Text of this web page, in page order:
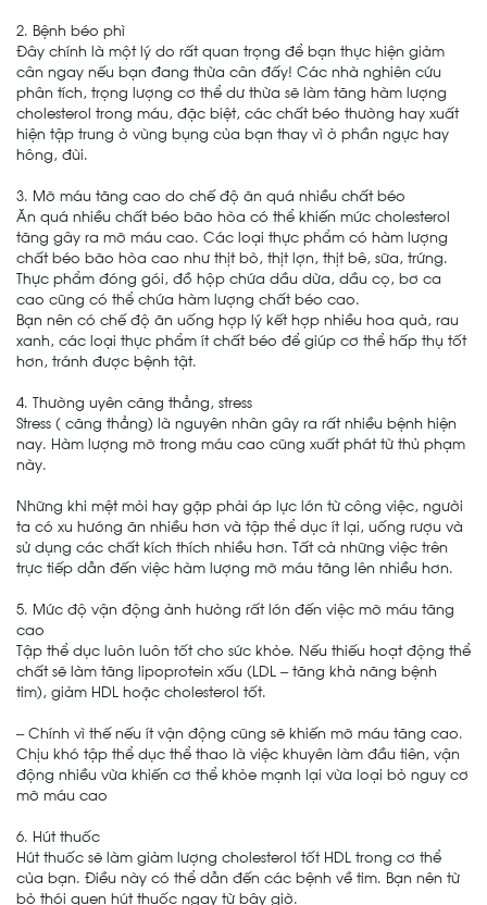
2. Bệnh béo phì
Đây chính là một lý do rất quan trọng để bạn thực hiện giảm
cân ngay nếu bạn đang thừa cân đấy! Các nhà nghiên cứu
phân tích, trọng lượng cơ thể dư thừa sẽ làm tăng hàm lượng
cholesterol trong máu, đặc biệt, các chất béo thường hay xuất
hiện tập trung ở vùng bụng của bạn thay vì ở phần ngực hay
hông, đùi.
3. Mỡ máu tăng cao do chế độ ăn quá nhiều chất béo
Ăn quá nhiều chất béo bão hòa có thể khiến mức cholesterol
tăng gây ra mỡ máu cao. Các loại thực phẩm có hàm lượng
chất béo bão hòa cao như thịt bò, thịt lợn, thịt bê, sữa, trứng.
Thực phẩm đóng gói, đồ hộp chứa dầu dừa, dầu cọ, bơ ca
cao cũng có thể chứa hàm lượng chất béo cao.
Bạn nên có chế độ ăn uống hợp lý kết hợp nhiều hoa quả, rau
xanh, các loại thực phẩm ít chất béo để giúp cơ thể hấp thụ tốt
hơn, tránh được bệnh tật.
4. Thường uyên căng thẳng, stress
Stress ( căng thẳng) là nguyên nhân gây ra rất nhiều bệnh hiện
nay. Hàm lượng mỡ trong máu cao cũng xuất phát từ thủ phạm
này.
Những khi mệt mỏi hay gặp phải áp lực lớn từ công việc, người
ta có xu hướng ăn nhiều hơn và tập thể dục ít lại, uống rượu và
sử dụng các chất kích thích nhiều hơn. Tất cả những việc trên
trực tiếp dẫn đến việc hàm lượng mỡ máu tăng lên nhiều hơn.
5. Mức độ vận động ảnh hưởng rất lớn đến việc mỡ máu tăng
cao
Tập thể dục luôn luôn tốt cho sức khỏe. Nếu thiếu hoạt động thể
chất sẽ làm tăng lipoprotein xấu (LDL – tăng khả năng bệnh
tim), giảm HDL hoặc cholesterol tốt.
– Chính vì thế nếu ít vận động cũng sẽ khiến mỡ máu tăng cao.
Chịu khó tập thể dục thể thao là việc khuyên làm đầu tiên, vận
động nhiều vừa khiến cơ thể khỏe mạnh lại vừa loại bỏ nguy cơ
mỡ máu cao
6. Hút thuốc
Hút thuốc sẽ làm giảm lượng cholesterol tốt HDL trong cơ thể
của bạn. Điều này có thể dẫn đến các bệnh về tim. Bạn nên từ
bỏ thói quen hút thuốc ngay từ bây giờ.